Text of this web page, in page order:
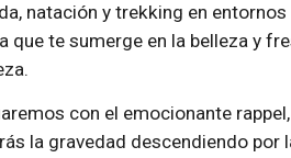
natación y trekking en entornos
que te sumerge en la belleza y
con el emocionante
la gravedad descendiendo por